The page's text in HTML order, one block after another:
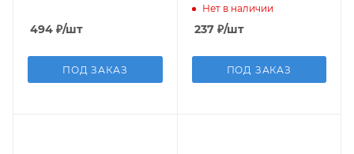
494 ₽/шт
ПОД ЗАКАЗ
рядов
Нет в наличии
237₽/шт
ПОД ЗАКАЗ